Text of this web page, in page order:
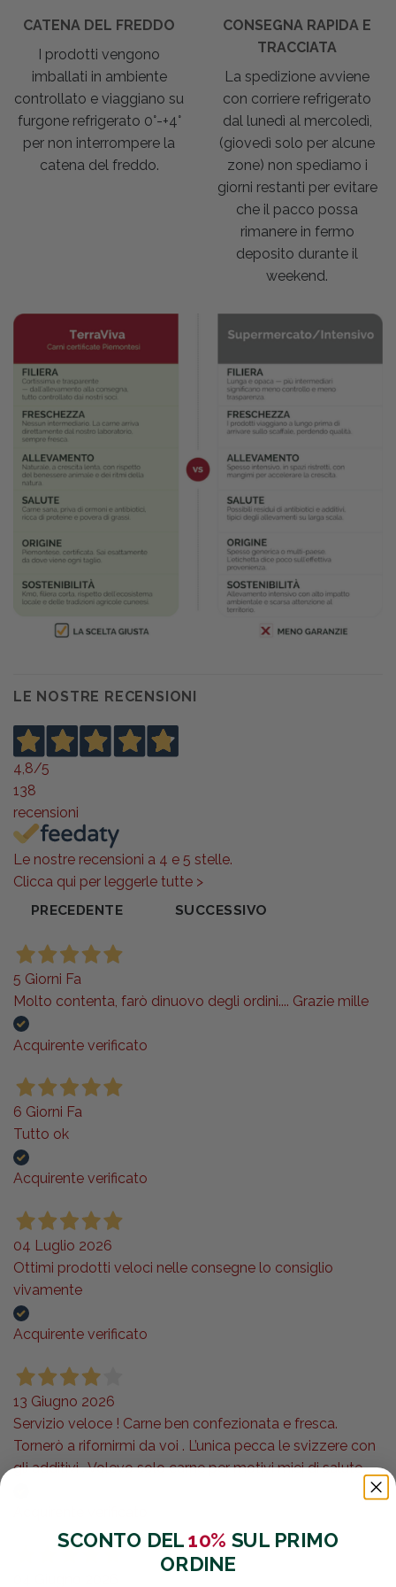
CATENA DEL FREDDO
I prodotti vengono
imballati in ambiente
controllato e viaggiano su
furgone refrigerato 0°-+4°
per non interrompere la
catena del freddo.
CONSEGNA RAPIDA E
TRACCIATA
La spedizione avviene
con corriere refrigerato
dal lunedì al mercoledì,
(giovedì solo per alcune
zone) non spediamo i
giorni restanti per evitare
che il pacco possa
rimanere in fermo
deposito durante il
weekend.
LE NOSTRE RECENSIONI
4,8/5
138
recensioni
Le nostre recensioni a 4 e 5 stelle.
Clicca qui per leggerle tutte >
PRECEDENTE
SUCCESSIVO
5 Giorni Fa
Molto contenta, farò dinuovo degli ordini.... Grazie mille
Acquirente verificato
6 Giorni Fa
Tutto ok
Acquirente verificato
04 Luglio 2026
Ottimi prodotti veloci nelle consegne lo consiglio
vivamente
Acquirente verificato
13 Giugno 2026
Servizio veloce ! Carne ben confezionata e fresca.
Tornerò a rifornirmi da voi . L’unica pecca le svizzere con
gli additivi . Volevo solo carne per motivi miei di salute.,
SCONTO DEL10% SUL PRIMO
ORDINE